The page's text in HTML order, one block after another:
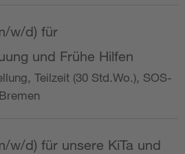
w/d) für
und Frühe Hilfen
Teilzeit (30 Std.Wo.), SOS-
w/d) für unsere KiTa und